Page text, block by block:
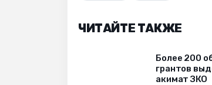
ЧИТАЙТЕ ТАКЖЕ
Более 200
грантов
акимат ЗКО